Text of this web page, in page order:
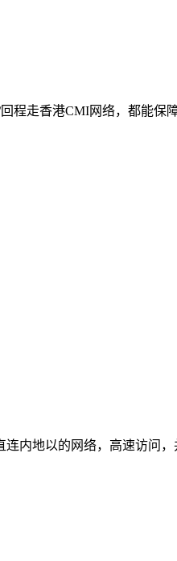
程走香港CMI网络，都能保
连内地以的网络，高速访问